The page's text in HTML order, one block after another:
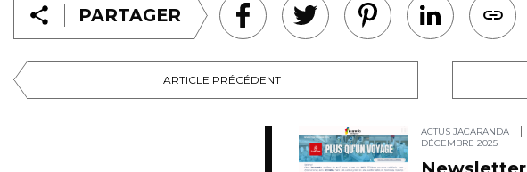
ARTICLE PRÉCÉDENT
ACTUS JACARANDA
DÉCEMBRE 2025
PARTAGER